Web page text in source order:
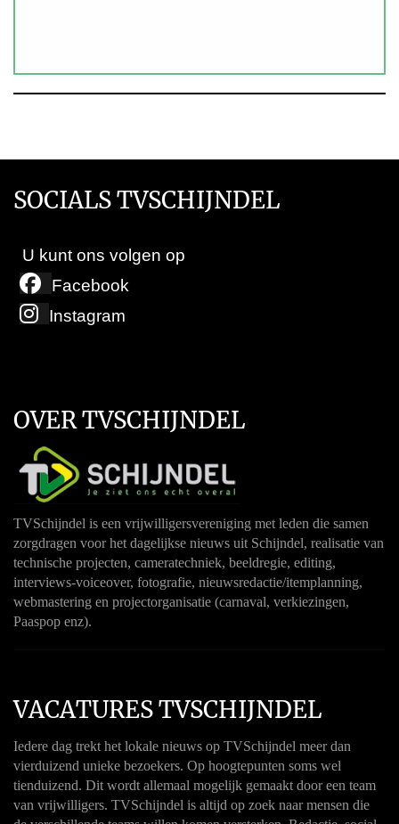
SOCIALS TVSCHIJNDEL
U kunt ons volgen op
Facebook
Instagram
OVER TVSCHIJNDEL
TVSchijndel is een vrijwilligersvereniging met leden die samen
zorgdragen voor het dagelijkse nieuws uit Schijndel, realisatie van
technische projecten, cameratechniek, beeldregie, editing,
interviews-voiceover, fotografie, nieuwsredactie/itemplanning,
webmastering en projectorganisatie (carnaval, verkiezingen,
Paaspop enz).
VACATURES TVSCHIJNDEL
Iedere dag trekt het lokale nieuws op TVSchijndel meer dan
vierduizend unieke bezoekers. Op hoogtepunten soms wel
tienduizend. Dit wordt allemaal mogelijk gemaakt door een team
van vrijwilligers. TVSchijndel is altijd op zoek naar mensen die